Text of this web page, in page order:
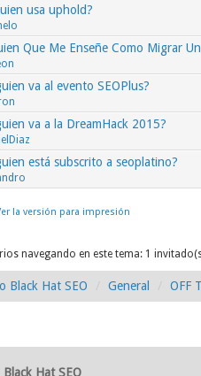
usa uphold?
Que Me Enseñe Como Migrar
va al evento SEOPlus?
va a la DreamHack 2015?
está subscrito a seoplatino?
la versión para impresión
navegando en este tema: 1
Black Hat SEO General OFF
Black Hat SEO